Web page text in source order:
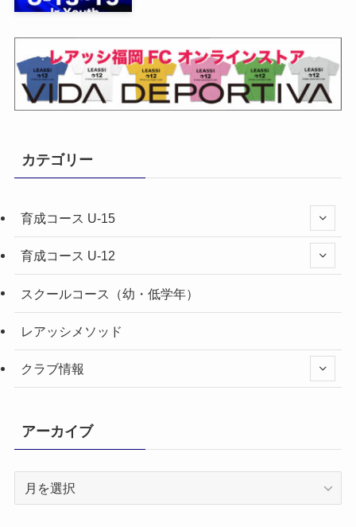
カテゴリー
育成コース U-15
育成コース U-12
スクールコース（幼・低学年）
レアッシメソッド
クラブ情報
アーカイブ